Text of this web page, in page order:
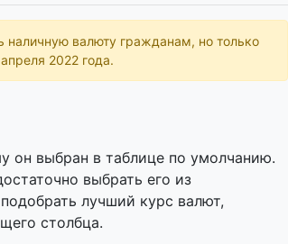
наличную валюту гражданам, но только
2022 года.
он выбран в таблице по умолчанию.
выбрать его из
лучший курс валют,
столбца.